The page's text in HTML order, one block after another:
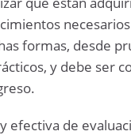
formas, desde
y debe ser
efectiva de